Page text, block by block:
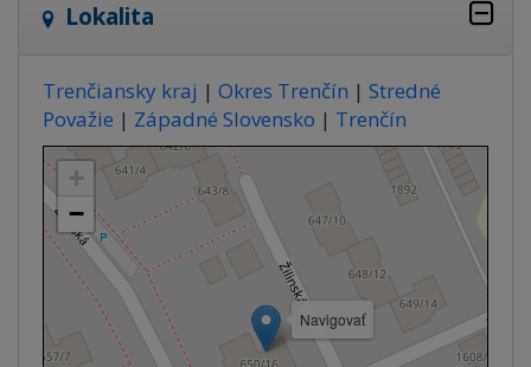
Lokalita
Trenčiansky kraj | Okres Trenčín | Stredné
Považie | Západné Slovensko | Trenčín
Navigovať
+
−